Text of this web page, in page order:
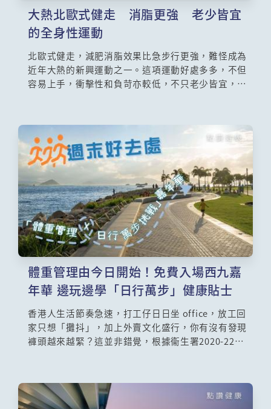
大熱北歐式健走 消脂更強 老少皆宜
的全身性運動
北歐式健走，減肥消脂效果比急步行更強，難怪成為
近年大熱的新興運動之一。這項運動好處多多，不但
容易上手，衝擊性和負苛亦較低，不只老少皆宜，而
人士和術後復元人士，來恢復活力，及訓練肌力和平
衡力。
體重管理由今日開始！免費入場西九嘉
年華 邊玩邊學「日行萬步」健康貼士
香港人生活節奏急速，打工仔日日坐 office，放工回
家只想「攤抖」，加上外賣文化盛行，你有沒有發現
褲頭越來越緊？這並非錯覺，根據衞生署2020-22年
。肥胖不僅影響外觀，更是引發「三高」（高血壓、
高血糖、高血脂）、中風、關節炎甚至多種癌症的元